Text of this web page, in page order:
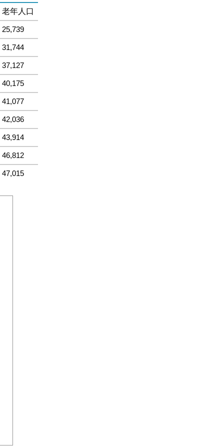
老年人口
25,739
31,744
37,127
40,175
41,077
42,036
43,914
46,812
47,015